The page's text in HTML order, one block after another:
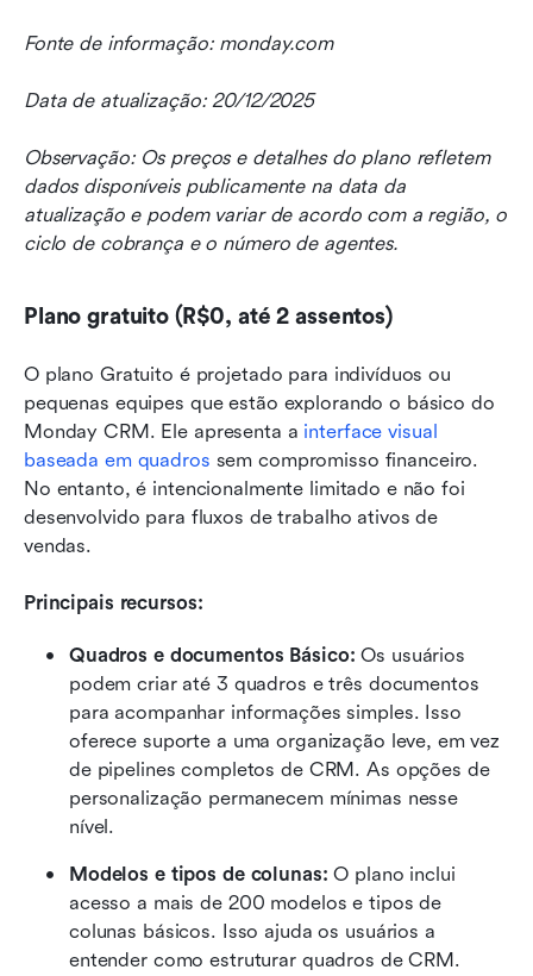
Fonte de informação: monday.com
Data de atualização: 20/12/2025
Observação: Os preços e detalhes do plano refletem
dados disponíveis publicamente na data da
atualização e podem variar de acordo com a região, o
ciclo de cobrança e o número de agentes.
Plano gratuito (R$0, até 2 assentos)
O plano Gratuito é projetado para indivíduos ou
pequenas equipes que estão explorando o básico do
Monday CRM. Ele apresenta a interface visual
baseada em quadros sem compromisso financeiro.
No entanto, é intencionalmente limitado e não foi
desenvolvido para fluxos de trabalho ativos de
vendas.
Principais recursos:
Quadros e documentos Básico: Os usuários
podem criar até 3 quadros e três documentos
para acompanhar informações simples. Isso
oferece suporte a uma organização leve, em vez
de pipelines completos de CRM. As opções de
personalização permanecem mínimas nesse
nível.
Modelos e tipos de colunas: O plano inclui
acesso a mais de 200 modelos e tipos de
colunas básicos. Isso ajuda os usuários a
entender como estruturar quadros de CRM.